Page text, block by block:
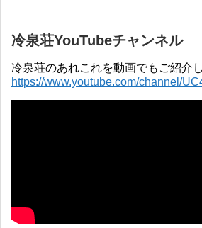
冷泉荘YouTubeチャンネル
冷泉荘のあれこれを動画でもご紹介
https://www.youtube.com/channel/